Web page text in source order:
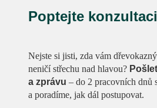
Poptejte
Nejste si jisti, zda vám
neničí střechu nad hlavou?
a zprávu – do 2 pracovních dnů
a poradíme, jak dál postupovat.